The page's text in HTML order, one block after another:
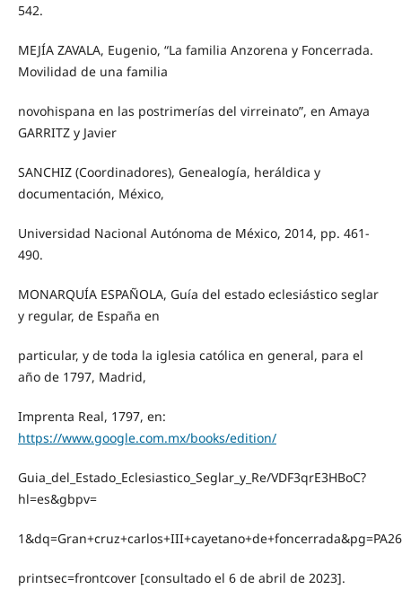
542.
MEJÍA ZAVALA, Eugenio, “La familia Anzorena y Foncerrada.
Movilidad de una familia
novohispana en las postrimerías del virreinato”, en Amaya
GARRITZ y Javier
SANCHIZ (Coordinadores), Genealogía, heráldica y
documentación, México,
Universidad Nacional Autónoma de México, 2014, pp. 461-
490.
MONARQUÍA ESPAÑOLA, Guía del estado eclesiástico seglar
y regular, de España en
particular, y de toda la iglesia católica en general, para el
año de 1797, Madrid,
Imprenta Real, 1797, en:
https://www.google.com.mx/books/edition/
Guia_del_Estado_Eclesiastico_Seglar_y_Re/VDF3qrE3HBoC?
hl=es&gbpv=
printsec=frontcover [consultado el 6 de abril de 2023].